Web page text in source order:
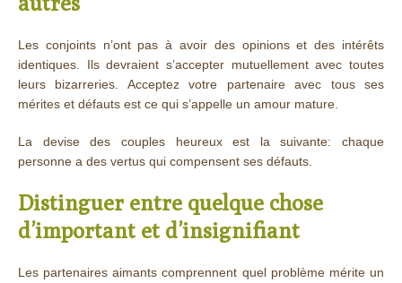
Les conjoints n’ont pas à avoir des opinions et des intérêts
identiques. Ils devraient s’accepter mutuellement avec toutes
leurs bizarreries. Acceptez votre partenaire avec tous ses
mérites et défauts est ce qui s’appelle un amour mature.
La devise des couples heureux est la suivante: chaque
personne a des vertus qui compensent ses défauts.
Distinguer entre quelque chose
d’important et d’insignifiant
Les partenaires aimants comprennent quel problème mérite un